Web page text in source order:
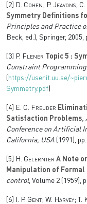
[2]
D. Cohen; P. Jeavons;
Symmetry Definitions
Principles and Practice
Beck, ed.), Springer, 2005,
[3] P. Flener Topic 5 :
Constraint Programming
( https://user.it.uu.se/
Symmetry.pdf)
[4] E. C. Freuder
Satisfaction Problems,
Conference on Artificial
California, USA (1991),
[5] H. Gelernter A Note
Manipulation of Formal
control, Volume 2 (1959),
[6] I. P. Gent; W. Harvey; T.